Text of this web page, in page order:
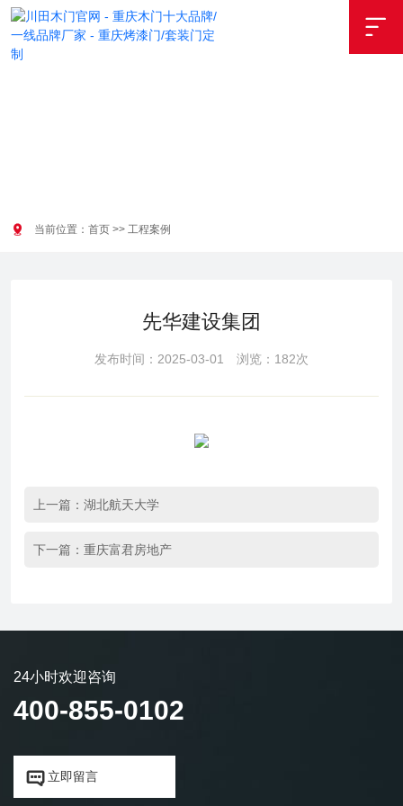

 当前位置： 首页 >> 工程案例
先华建设集团
发布时间：2025-03-01 浏览：182次
上一篇： 湖北航天大学
下一篇： 重庆富君房地产
24小时欢迎咨询
400-855-0102
 立即留言